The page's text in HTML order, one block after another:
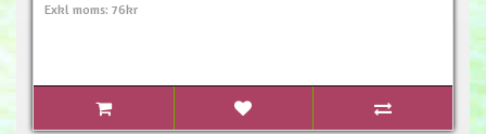
Exkl moms: 76kr